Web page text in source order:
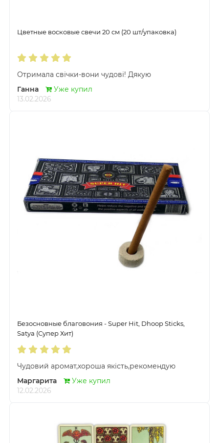
Цветные восковые свечи 20 см (20 шт/упаковка)
Отримала свічки-вони чудові! Дякую
Ганна
Уже купил
13.02.2026
Безосновные благовония - Super Hit, Dhoop Sticks,
Satya (Супер Хит)
Чудовий аромат,хороша якість,рекомендую
Маргарита
Уже купил
12.02.2026